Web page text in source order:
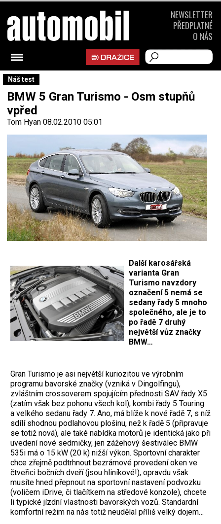
Náš test
BMW 5 Gran Turismo - Osm stupňů
vpřed
Tom Hyan 08.02.2010 05:01
Další karosářská
varianta Gran
Turismo navzdory
označení 5 nemá se
sedany řady 5 mnoho
společného, ale je to
po řadě 7 druhý
největší vůz značky
BMW…
Gran Turismo je asi největší kuriozitou ve výrobním
programu bavorské značky (vzniká v Dingolfingu),
zvláštním crossoverem spojujícím přednosti SAV řady X5
(zatím však bez pohonu všech kol), kombi řady 5 Touring
a velkého sedanu řady 7. Ano, má blíže k nové řadě 7, s níž
sdílí shodnou podlahovou plošinu, než k řadě 5 (připravuje
se totiž nová), ale také nabídka motorů je identická jako při
uvedení nové sedmičky, jen zážehový šestiválec BMW
535i má o 15 kW (20 k) nižší výkon. Sportovní charakter
chce zřejmě podtrhnout bezrámové provedení oken ve
čtveřici bočních dveří (jsou hliníkové!), opravdu však
musíte hned přepnout na sportovní nastavení podvozku
(voličem iDrive, či tlačítkem na středové konzole), chcete
li typické jízdní vlastnosti bavorských vozů. Standardní
komfortní režim na nás totiž neudělal příliš velký dojem…
NEWSLETTER
PŘEDPLATNÉ
O NÁS